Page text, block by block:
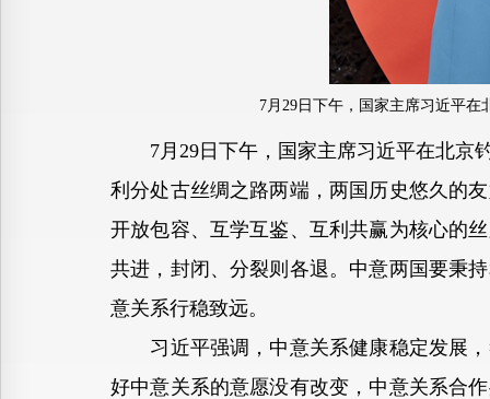
7月29日下午，国家主席习近平
7月29日下午，国家主席习近平在北京
利分处古丝绸之路两端，两国历史悠久的
开放包容、互学互鉴、互利共赢为核心的
共进，封闭、分裂则各退。中意两国要秉
意关系行稳致远。
习近平强调，中意关系健康稳定发展，
好中意关系的意愿没有改变，中意关系合